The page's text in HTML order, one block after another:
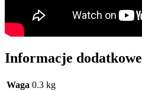
Informacje dodatkowe
Waga 0.3 kg